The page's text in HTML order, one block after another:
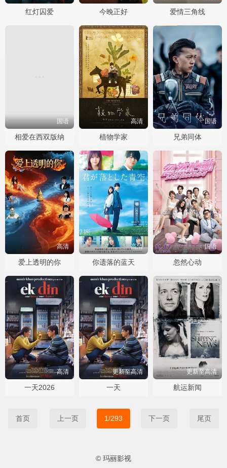
红灯囚爱 今晚正好 爱情三角线
国语
相爱在西双版纳
高清
植物学家
国语
兄弟同体
高清
爱上透明的你
高清
你遗落的蓝天
国语
忽然心动
高清
一天2026
更新至高清
一天
更新至高清
航运新闻
首页 上一页 1/293 下一页 尾页
© 玛丽影视